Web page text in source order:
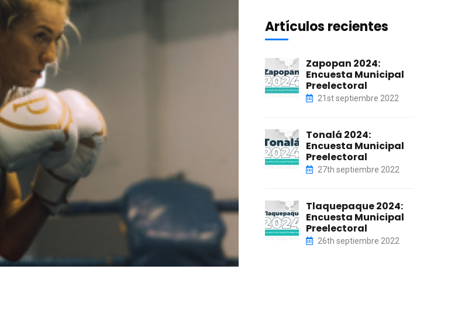
Artículos recientes
Zapopan 2024:
Encuesta Municipal
Preelectoral
21st septiembre 2022
Tonalá 2024:
Encuesta Municipal
Preelectoral
27th septiembre 2022
Tlaquepaque 2024:
Encuesta Municipal
Preelectoral
26th septiembre 2022